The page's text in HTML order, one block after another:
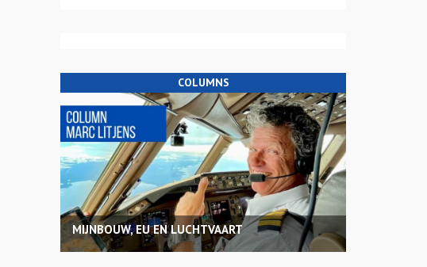
COLUMNS
MIJNBOUW, EU EN LUCHTVAART